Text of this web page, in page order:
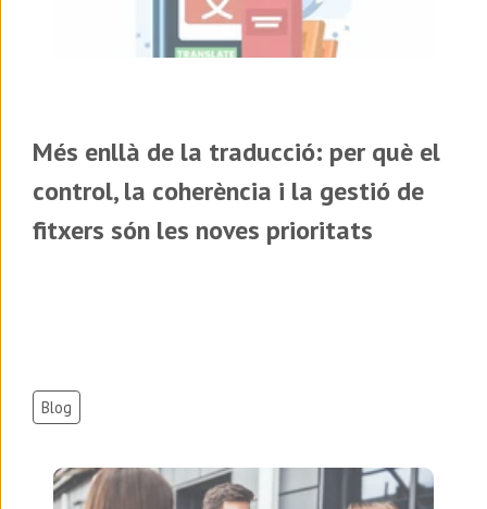
Més enllà de la traducció: per què el
control, la coherència i la gestió de
fitxers són les noves prioritats
Blog